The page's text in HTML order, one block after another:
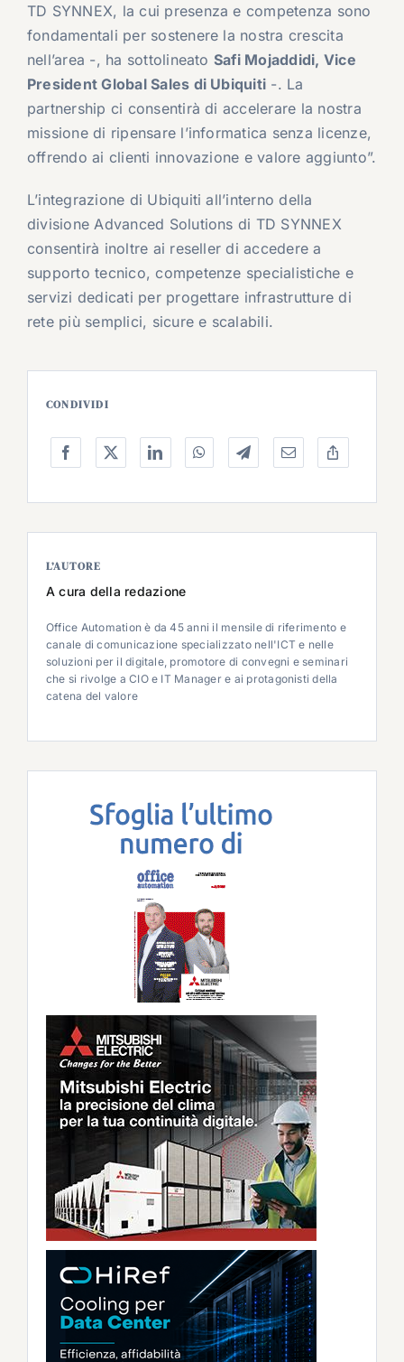
TD SYNNEX, la cui presenza e competenza sono
fondamentali per sostenere la nostra crescita
nell’area -, ha sottolineato Safi Mojaddidi, Vice
President Global Sales di Ubiquiti -. La
partnership ci consentirà di accelerare la nostra
missione di ripensare l’informatica senza licenze,
offrendo ai clienti innovazione e valore aggiunto”.
L’integrazione di Ubiquiti all’interno della
divisione Advanced Solutions di TD SYNNEX
consentirà inoltre ai reseller di accedere a
supporto tecnico, competenze specialistiche e
servizi dedicati per progettare infrastrutture di
rete più semplici, sicure e scalabili.
CONDIVIDI
L’AUTORE
A cura della redazione
Office Automation è da 45 anni il mensile di riferimento e
canale di comunicazione specializzato nell'ICT e nelle
soluzioni per il digitale, promotore di convegni e seminari
che si rivolge a CIO e IT Manager e ai protagonisti della
catena del valore